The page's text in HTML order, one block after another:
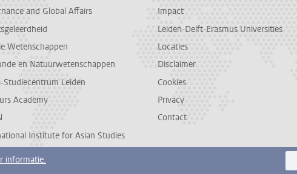
and Global Affairs
Wetenschappen
en Natuurwetenschappen
Studiecentrum Leiden
Academy
Institute for Asian Studies
Impact
Leiden-Delft-Erasmus Universities
Locaties
Disclaimer
Cookies
Privacy
Contact
informatie.